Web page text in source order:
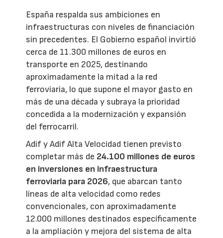
España respalda sus ambiciones en
infraestructuras con niveles de financiación
sin precedentes. El Gobierno español invirtió
cerca de 11.300 millones de euros en
transporte en 2025, destinando
aproximadamente la mitad a la red
ferroviaria, lo que supone el mayor gasto en
más de una década y subraya la prioridad
concedida a la modernización y expansión
del ferrocarril.
Adif y Adif Alta Velocidad tienen previsto
completar más de 24.100 millones de euros
en inversiones en infraestructura
ferroviaria para 2026, que abarcan tanto
líneas de alta velocidad como redes
convencionales, con aproximadamente
12.000 millones destinados específicamente
a la ampliación y mejora del sistema de alta